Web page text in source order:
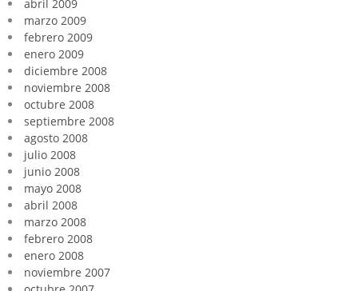
abril 2009
marzo 2009
febrero 2009
enero 2009
diciembre 2008
noviembre 2008
octubre 2008
septiembre 2008
agosto 2008
julio 2008
junio 2008
mayo 2008
abril 2008
marzo 2008
febrero 2008
enero 2008
noviembre 2007